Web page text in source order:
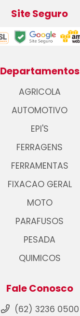
Site Seguro
Departamentos
AGRICOLA
AUTOMOTIVO
EPI'S
FERRAGENS
FERRAMENTAS
FIXACAO GERAL
MOTO
PARAFUSOS
PESADA
QUIMICOS
Fale Conosco
(62) 3236 0500